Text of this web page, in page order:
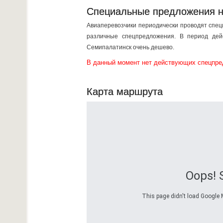
Специальные предложения
Авиаперевозчики периодически проводят
различные спецпредложения. В период
Семипалатинск очень дешево.
В данный момент нет действующих
Карта маршрута
Oops!
This page didn't load Google